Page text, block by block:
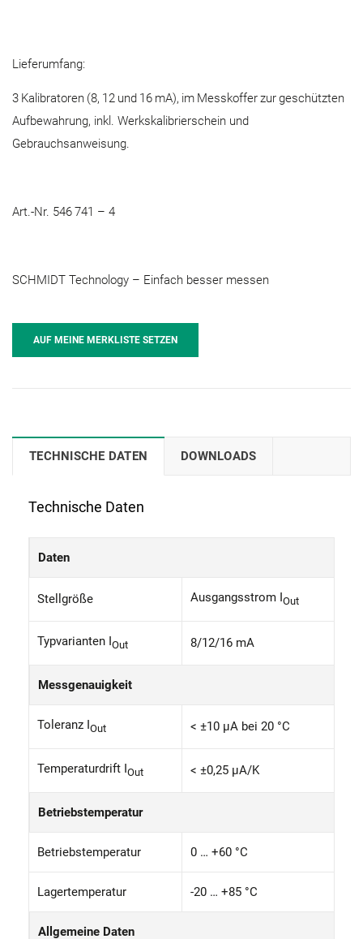
Lieferumfang:
3 Kalibratoren (8, 12 und 16 mA), im Messkoffer zur geschützten
Aufbewahrung, inkl. Werkskalibrierschein und
Gebrauchsanweisung.
Art.-Nr. 546 741 – 4
SCHMIDT Technology – Einfach besser messen
AUF MEINE MERKLISTE SETZEN
TECHNISCHE DATEN DOWNLOADS
Technische Daten
Daten
Stellgröße Ausgangsstrom IOut
Typvarianten IOut 8/12/16 mA
Messgenauigkeit
Toleranz IOut < ±10 µA bei 20 °C
Temperaturdrift IOut < ±0,25 µA/K
Betriebstemperatur
Betriebstemperatur 0 … +60 °C
Lagertemperatur -20 … +85 °C
Allgemeine Daten